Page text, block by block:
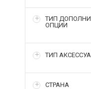
ТИП
ОПЦИИ
ТИП
СТРАНА